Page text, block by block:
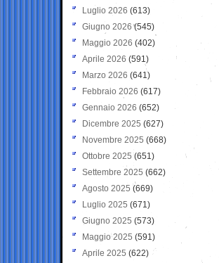
Luglio 2026 (613)
Giugno 2026 (545)
Maggio 2026 (402)
Aprile 2026 (591)
Marzo 2026 (641)
Febbraio 2026 (617)
Gennaio 2026 (652)
Dicembre 2025 (627)
Novembre 2025 (668)
Ottobre 2025 (651)
Settembre 2025 (662)
Agosto 2025 (669)
Luglio 2025 (671)
Giugno 2025 (573)
Maggio 2025 (591)
Aprile 2025 (622)